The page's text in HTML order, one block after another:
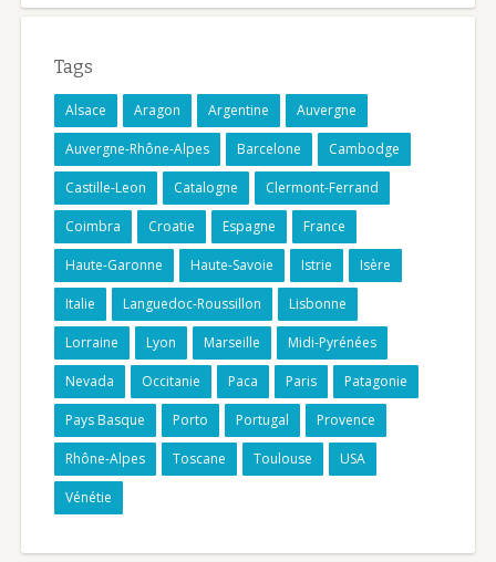
Tags
Alsace Aragon Argentine Auvergne
Auvergne-Rhône-Alpes Barcelone Cambodge
Castille-Leon Catalogne Clermont-Ferrand
Coimbra Croatie Espagne France
Haute-Garonne Haute-Savoie Istrie Isère
Italie Languedoc-Roussillon Lisbonne
Lorraine Lyon Marseille Midi-Pyrénées
Nevada Occitanie Paca Paris Patagonie
Pays Basque Porto Portugal Provence
Rhône-Alpes Toscane Toulouse USA
Vénétie